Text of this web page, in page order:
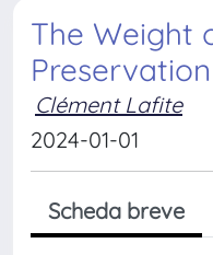
The Weight
Preservation
Clément Lafite
2024-01-01
Scheda breve